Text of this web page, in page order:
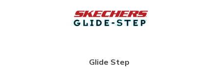
Glide Step